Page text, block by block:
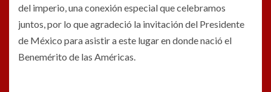
del imperio, una conexión especial que celebramos
juntos, por lo que agradeció la invitación del Presidente
de México para asistir a este lugar en donde nació el
Benemérito de las Américas.